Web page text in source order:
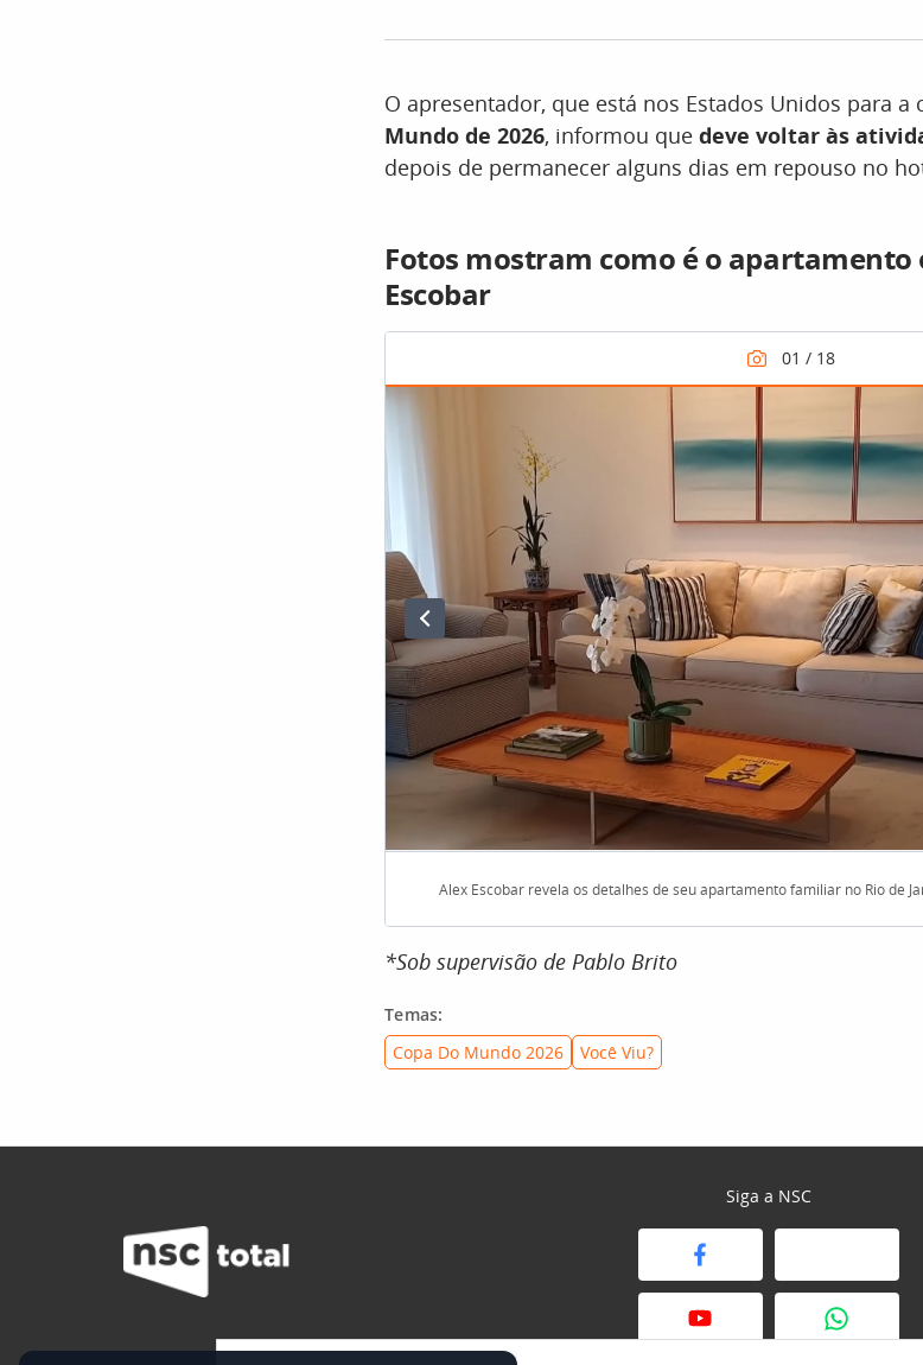
O apresentador, que está nos Estados Unidos para a
Mundo de 2026, informou que deve voltar às
depois de permanecer alguns dias em repouso no
Fotos mostram como é o apartamento
Escobar
Alex Escobar revela os detalhes de seu apartamento familiar no Rio de
*Sob supervisão de Pablo Brito
Temas:
Copa Do Mundo 2026
Você Viu?
Siga a NSC